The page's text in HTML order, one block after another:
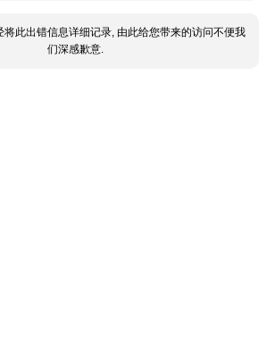
将此出错信息详细记录, 由此给您带来的访问不便我
们深感歉意.